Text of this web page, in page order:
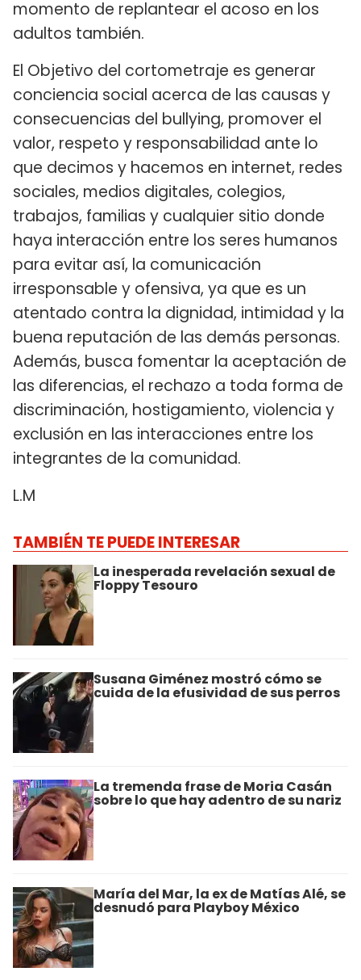
momento de replantear el acoso en los
adultos también.
El Objetivo del cortometraje es generar
conciencia social acerca de las causas y
consecuencias del bullying, promover el
valor, respeto y responsabilidad ante lo
que decimos y hacemos en internet, redes
sociales, medios digitales, colegios,
trabajos, familias y cualquier sitio donde
haya interacción entre los seres humanos
para evitar así, la comunicación
irresponsable y ofensiva, ya que es un
atentado contra la dignidad, intimidad y la
buena reputación de las demás personas.
Además, busca fomentar la aceptación de
las diferencias, el rechazo a toda forma de
discriminación, hostigamiento, violencia y
exclusión en las interacciones entre los
integrantes de la comunidad.
L.M
TAMBIÉN TE PUEDE INTERESAR
La inesperada revelación sexual de
Floppy Tesouro
Susana Giménez mostró cómo se
cuida de la efusividad de sus perros
La tremenda frase de Moria Casán
sobre lo que hay adentro de su nariz
María del Mar, la ex de Matías Alé, se
desnudó para Playboy México